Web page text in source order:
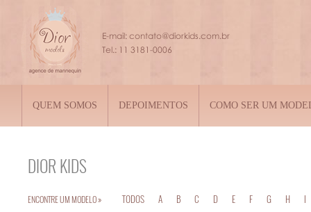
QUEM SOMOS DEPOIMENTOS COMO SER UM
DIOR KIDS
ENCONTRE UM MODELO » TODOS A B C D E F G H I